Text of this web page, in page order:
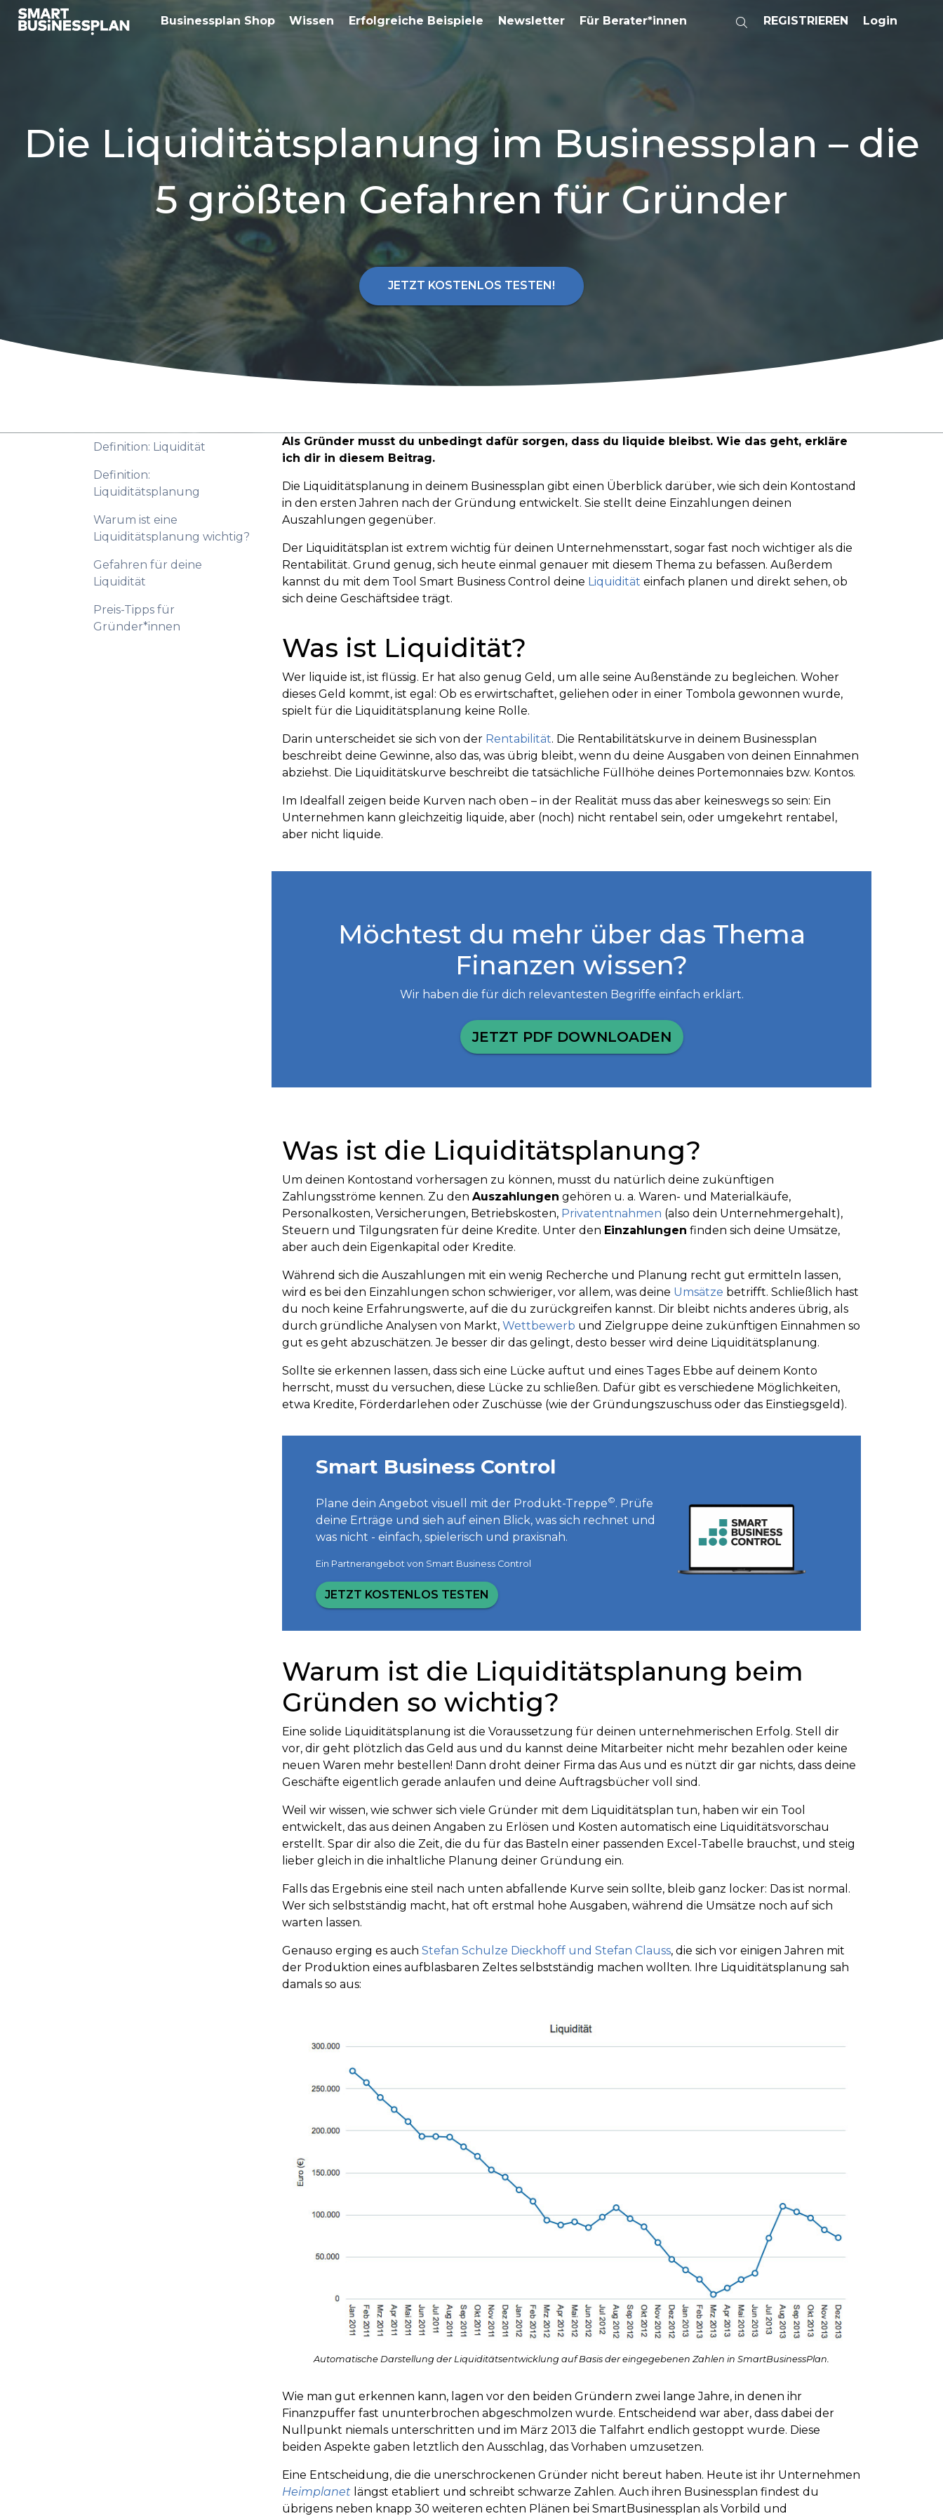
Businessplan Shop Wissen Erfolgreiche Beispiele Newsletter Für Berater*innen REGISTRIEREN Login
Die Liquiditätsplanung im Businessplan – die
5 größten Gefahren für Gründer
JETZT KOSTENLOS TESTEN!
Definition: Liquidität
Definition:
Liquiditätsplanung
Warum ist eine
Liquiditätsplanung wichtig?
Gefahren für deine
Liquidität
Preis-Tipps für
Gründer*innen
Als Gründer musst du unbedingt dafür sorgen, dass du liquide bleibst. Wie das geht, erkläre
ich dir in diesem Beitrag.
Die Liquiditätsplanung in deinem Businessplan gibt einen Überblick darüber, wie sich dein Kontostand
in den ersten Jahren nach der Gründung entwickelt. Sie stellt deine Einzahlungen deinen
Auszahlungen gegenüber.
Der Liquiditätsplan ist extrem wichtig für deinen Unternehmensstart, sogar fast noch wichtiger als die
Rentabilität. Grund genug, sich heute einmal genauer mit diesem Thema zu befassen. Außerdem
kannst du mit dem Tool Smart Business Control deine Liquidität einfach planen und direkt sehen, ob
sich deine Geschäftsidee trägt.
Was ist Liquidität?
Wer liquide ist, ist flüssig. Er hat also genug Geld, um alle seine Außenstände zu begleichen. Woher
dieses Geld kommt, ist egal: Ob es erwirtschaftet, geliehen oder in einer Tombola gewonnen wurde,
spielt für die Liquiditätsplanung keine Rolle.
Darin unterscheidet sie sich von der Rentabilität. Die Rentabilitätskurve in deinem Businessplan
beschreibt deine Gewinne, also das, was übrig bleibt, wenn du deine Ausgaben von deinen Einnahmen
abziehst. Die Liquiditätskurve beschreibt die tatsächliche Füllhöhe deines Portemonnaies bzw. Kontos.
Im Idealfall zeigen beide Kurven nach oben – in der Realität muss das aber keineswegs so sein: Ein
Unternehmen kann gleichzeitig liquide, aber (noch) nicht rentabel sein, oder umgekehrt rentabel,
aber nicht liquide.
Möchtest du mehr über das Thema
Finanzen wissen?
Wir haben die für dich relevantesten Begriffe einfach erklärt.
JETZT PDF DOWNLOADEN
Was ist die Liquiditätsplanung?
Um deinen Kontostand vorhersagen zu können, musst du natürlich deine zukünftigen
Zahlungsströme kennen. Zu den Auszahlungen gehören u. a. Waren- und Materialkäufe,
Personalkosten, Versicherungen, Betriebskosten, Privatentnahmen (also dein Unternehmergehalt),
Steuern und Tilgungsraten für deine Kredite. Unter den Einzahlungen finden sich deine Umsätze,
aber auch dein Eigenkapital oder Kredite.
Während sich die Auszahlungen mit ein wenig Recherche und Planung recht gut ermitteln lassen,
wird es bei den Einzahlungen schon schwieriger, vor allem, was deine Umsätze betrifft. Schließlich hast
du noch keine Erfahrungswerte, auf die du zurückgreifen kannst. Dir bleibt nichts anderes übrig, als
durch gründliche Analysen von Markt, Wettbewerb und Zielgruppe deine zukünftigen Einnahmen so
gut es geht abzuschätzen. Je besser dir das gelingt, desto besser wird deine Liquiditätsplanung.
Sollte sie erkennen lassen, dass sich eine Lücke auftut und eines Tages Ebbe auf deinem Konto
herrscht, musst du versuchen, diese Lücke zu schließen. Dafür gibt es verschiedene Möglichkeiten,
etwa Kredite, Förderdarlehen oder Zuschüsse (wie der Gründungszuschuss oder das Einstiegsgeld).
Smart Business Control
Plane dein Angebot visuell mit der Produkt-Treppe©. Prüfe
deine Erträge und sieh auf einen Blick, was sich rechnet und
was nicht - einfach, spielerisch und praxisnah.
Ein Partnerangebot von Smart Business Control
JETZT KOSTENLOS TESTEN
Warum ist die Liquiditätsplanung beim
Gründen so wichtig?
Eine solide Liquiditätsplanung ist die Voraussetzung für deinen unternehmerischen Erfolg. Stell dir
vor, dir geht plötzlich das Geld aus und du kannst deine Mitarbeiter nicht mehr bezahlen oder keine
neuen Waren mehr bestellen! Dann droht deiner Firma das Aus und es nützt dir gar nichts, dass deine
Geschäfte eigentlich gerade anlaufen und deine Auftragsbücher voll sind.
Weil wir wissen, wie schwer sich viele Gründer mit dem Liquiditätsplan tun, haben wir ein Tool
entwickelt, das aus deinen Angaben zu Erlösen und Kosten automatisch eine Liquiditätsvorschau
erstellt. Spar dir also die Zeit, die du für das Basteln einer passenden Excel-Tabelle brauchst, und steig
lieber gleich in die inhaltliche Planung deiner Gründung ein.
Falls das Ergebnis eine steil nach unten abfallende Kurve sein sollte, bleib ganz locker: Das ist normal.
Wer sich selbstständig macht, hat oft erstmal hohe Ausgaben, während die Umsätze noch auf sich
warten lassen.
Genauso erging es auch Stefan Schulze Dieckhoff und Stefan Clauss, die sich vor einigen Jahren mit
der Produktion eines aufblasbaren Zeltes selbstständig machen wollten. Ihre Liquiditätsplanung sah
damals so aus:
Automatische Darstellung der Liquiditätsentwicklung auf Basis der eingegebenen Zahlen in SmartBusinessPlan.
Wie man gut erkennen kann, lagen vor den beiden Gründern zwei lange Jahre, in denen ihr
Finanzpuffer fast ununterbrochen abgeschmolzen wurde. Entscheidend war aber, dass dabei der
Nullpunkt niemals unterschritten und im März 2013 die Talfahrt endlich gestoppt wurde. Diese
beiden Aspekte gaben letztlich den Ausschlag, das Vorhaben umzusetzen.
Eine Entscheidung, die die unerschrockenen Gründer nicht bereut haben. Heute ist ihr Unternehmen
Heimplanet längst etabliert und schreibt schwarze Zahlen. Auch ihren Businessplan findest du
übrigens neben knapp 30 weiteren echten Plänen bei SmartBusinessplan als Vorbild und